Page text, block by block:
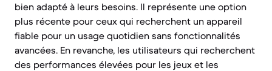
bien adapté à leurs besoins. Il représente une option
plus récente pour ceux qui recherchent un appareil
fiable pour un usage quotidien sans fonctionnalités
avancées. En revanche, les utilisateurs qui recherchent
des performances élevées pour les jeux et les